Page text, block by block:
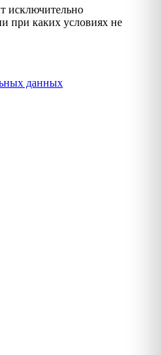
исключительно
при каких условиях не
данных